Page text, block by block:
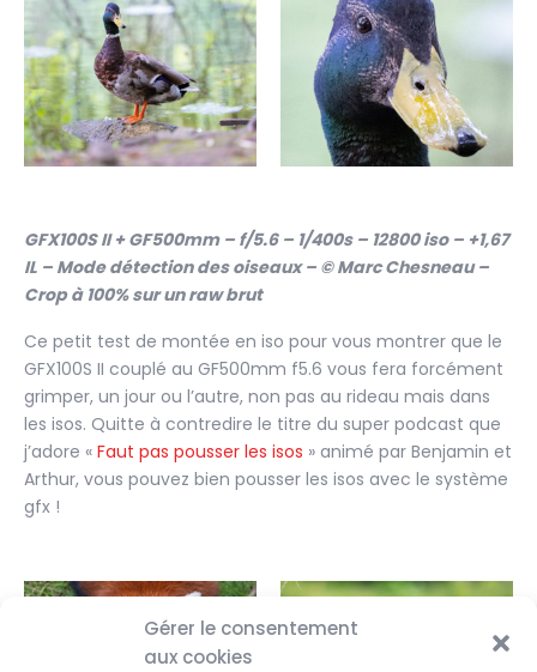
Gérer le consentement
aux cookies
GFX100S II + GF500mm – f/5.6 – 1/400s – 12800 iso – +1,67
IL – Mode détection des oiseaux – © Marc Chesneau –
Crop à 100% sur un raw brut
Ce petit test de montée en iso pour vous montrer que le
GFX100S II couplé au GF500mm f5.6 vous fera forcément
grimper, un jour ou l’autre, non pas au rideau mais dans
les isos. Quitte à contredire le titre du super podcast que
j’adore « Faut pas pousser les isos » animé par Benjamin et
Arthur, vous pouvez bien pousser les isos avec le système
gfx !